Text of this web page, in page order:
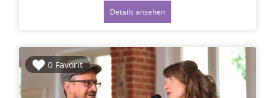
Details ansehen
0 Favorit